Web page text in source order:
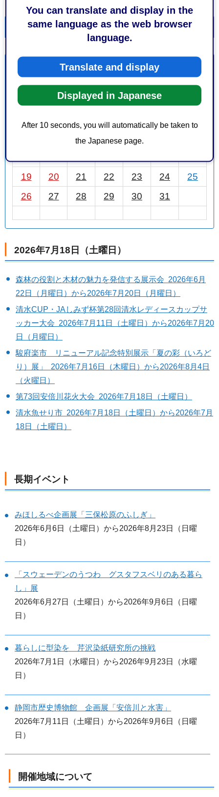
You can translate and display in the
same language as the web browser
language.
Translate and display
Displayed in Japanese
After 10 seconds, you will automatically be taken to
the Japanese page.
一覧を表示 カレンダーを表示
2026年7月
月 火 水 木 金
7 8 9
19
20 21 22 23 24
25
26
27 28 29 30 31
2026年7月18日（土曜日）
森林の役割と木材の魅力を発信する展示会 2026年6月
22日（月曜日）から2026年7月20日（月曜日）
清水CUP・JAしみず杯第28回清水レディースカップサ
ッカー大会 2026年7月11日（土曜日）から2026年7月20
日（月曜日）
駿府楽市 リニューアル記念特別展示「夏の彩（いろど
り）展」 2026年7月16日（木曜日）から2026年8月4日
（火曜日）
第73回安倍川花火大会 2026年7月18日（土曜日）
清水魚せり市 2026年7月18日（土曜日）から2026年7月
18日（土曜日）
長期イベント
みほしるべ企画展「三保松原のふしぎ」
2026年6月6日（土曜日）から2026年8月23日（日曜
日）
「スウェーデンのうつわ グスタフスベリのある暮ら
し」展
2026年6月27日（土曜日）から2026年9月6日（日曜
日）
暮らしに型染を 芹沢染紙研究所の挑戦
2026年7月1日（水曜日）から2026年9月23日（水曜
日）
静岡市歴史博物館 企画展「安倍川と水害」
2026年7月11日（土曜日）から2026年9月6日（日曜
日）
開催地域について